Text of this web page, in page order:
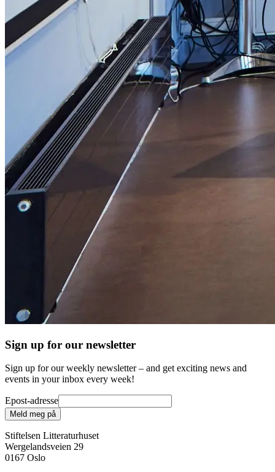
Sign up for our newsletter
Sign up for our weekly newsletter – and get exciting news and
events in your inbox every week!
Epost-adresse
Meld meg på
Stiftelsen Litteraturhuset
Wergelandsveien 29
0167 Oslo